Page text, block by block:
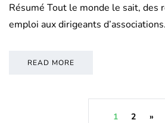
Résumé Tout le monde le sait, des
emploi aux dirigeants
READ MORE
1 2 »